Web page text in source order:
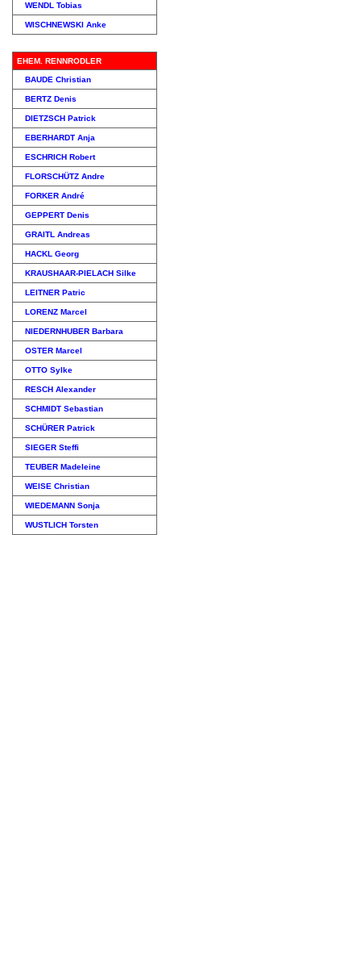
WENDL Tobias
WISCHNEWSKI Anke
EHEM. RENNRODLER
BAUDE Christian
BERTZ Denis
DIETZSCH Patrick
EBERHARDT Anja
ESCHRICH Robert
FLORSCHÜTZ Andre
FORKER André
GEPPERT Denis
GRAITL Andreas
HACKL Georg
KRAUSHAAR-PIELACH Silke
LEITNER Patric
LORENZ Marcel
NIEDERNHUBER Barbara
OSTER Marcel
OTTO Sylke
RESCH Alexander
SCHMIDT Sebastian
SCHÜRER Patrick
SIEGER Steffi
TEUBER Madeleine
WEISE Christian
WIEDEMANN Sonja
WUSTLICH Torsten